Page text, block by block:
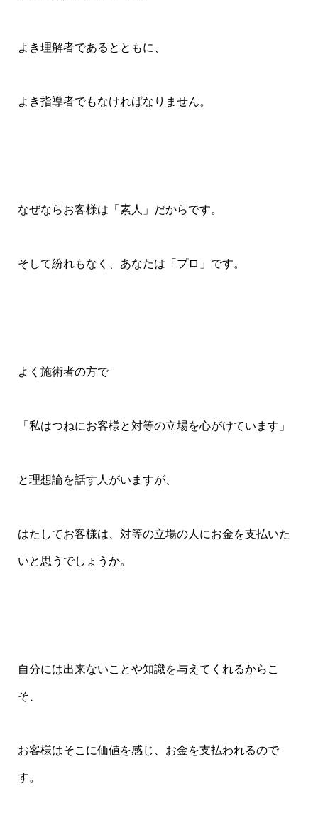
よき理解者であるとともに、
よき指導者でもなければなりません。
なぜならお客様は「素人」だからです。
そして紛れもなく、あなたは「プロ」です。
よく施術者の方で
「私はつねにお客様と対等の立場を心がけています」
と理想論を話す人がいますが、
はたしてお客様は、対等の立場の人にお金を支払いた
いと思うでしょうか。
自分には出来ないことや知識を与えてくれるからこ
そ、
お客様はそこに価値を感じ、お金を支払われるので
す。